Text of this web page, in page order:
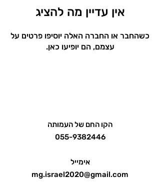
אין עדיין מה להציג
כשהחבר או החברה האלה יוסיפו פרטים על
עצמם, הם יופיעו כאן.
הקו החם של העמותה
055-9382446
אימייל
mg.israel2020@gmail.com